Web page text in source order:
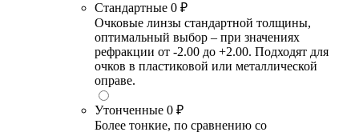
Стандартные 0 ₽
Очковые линзы стандартной толщины,
оптимальный выбор – при значениях
рефракции от -2.00 до +2.00. Подходят для
очков в пластиковой или металлической
оправе.
Утонченные 0 ₽
Более тонкие, по сравнению со